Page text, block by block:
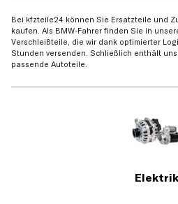
Bei kfzteile24 können Sie Ersatzteile und
kaufen. Als BMW-Fahrer finden Sie in
Verschleißteile, die wir dank optimierter
Stunden versenden. Schließlich enthält
passende Autoteile.
Elektrik